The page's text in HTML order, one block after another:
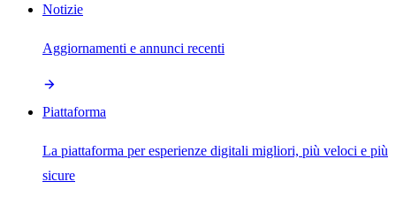
Notizie
Aggiornamenti e annunci recenti
Piattaforma
La piattaforma per esperienze digitali migliori, più veloci e più
sicure